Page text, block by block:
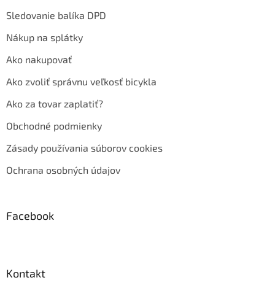
Sledovanie balíka DPD
Nákup na splátky
Ako nakupovať
Ako zvoliť správnu veľkosť bicykla
Ako za tovar zaplatiť?
Obchodné podmienky
Zásady používania súborov cookies
Ochrana osobných údajov
Facebook
Kontakt